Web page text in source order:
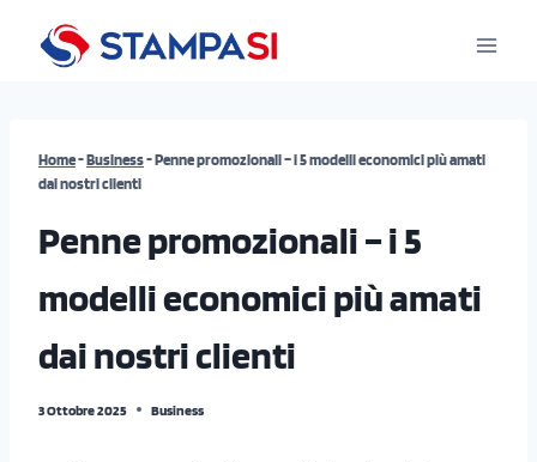
Home-Business-Penne promozionali – i 5 modelli economici più amati
dai nostri clienti
Penne promozionali – i 5
modelli economici più amati
dai nostri clienti
3 Ottobre 2025 Business